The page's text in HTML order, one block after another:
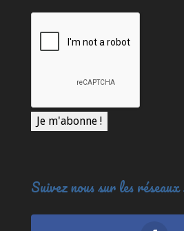
Suivez nous sur les